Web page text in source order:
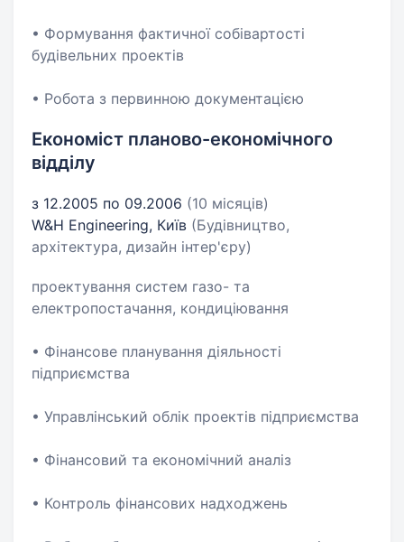
• Формування фактичної собівартості
будівельних проектів
• Робота з первинною документацією
Економіст планово-економічного
відділу
з 12.2005 по 09.2006 (10 місяців)
W&H Engineering, Київ (Будівництво,
архітектура, дизайн інтер'єру)
проектування систем газо- та
електропостачання, кондиціювання
• Фінансове планування діяльності
підприємства
• Управлінський облік проектів підприємства
• Фінансовий та економічний аналіз
• Контроль фінансових надходжень